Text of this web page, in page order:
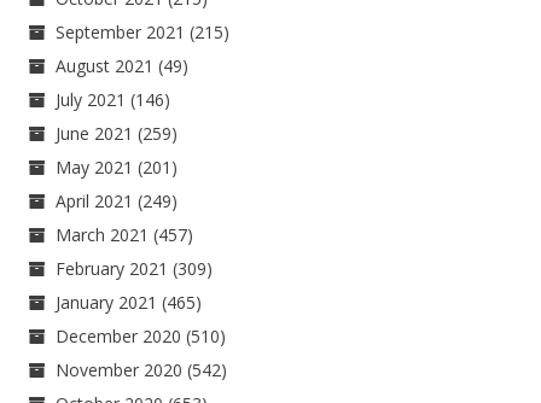
September 2021 (215)
August 2021 (49)
July 2021 (146)
June 2021 (259)
May 2021 (201)
April 2021 (249)
March 2021 (457)
February 2021 (309)
January 2021 (465)
December 2020 (510)
November 2020 (542)